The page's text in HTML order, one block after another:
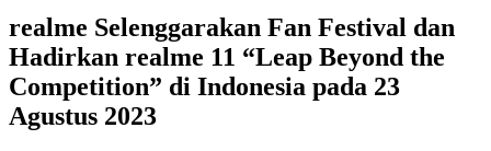
realme Selenggarakan Fan Festival dan
Hadirkan realme 11 “Leap Beyond the
Competition” di Indonesia pada 23
Agustus 2023